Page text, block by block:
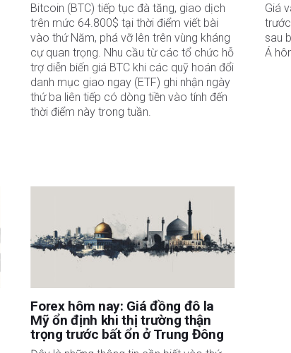
Bitcoin (BTC) tiếp tục đà tăng, giao dịch
trên mức 64.800$ tại thời điểm viết bài
vào thứ Năm, phá vỡ lên trên vùng kháng
cự quan trọng. Nhu cầu từ các tổ chức hỗ
trợ diễn biến giá BTC khi các quỹ hoán đổi
danh mục giao ngay (ETF) ghi nhận ngày
thứ ba liên tiếp có dòng tiền vào tính đến
thời điểm này trong tuần.
Giá
sau
Á
Forex hôm nay: Giá đồng đô la
Mỹ ổn định khi thị trường thận
trọng trước bất ổn ở Trung Đông